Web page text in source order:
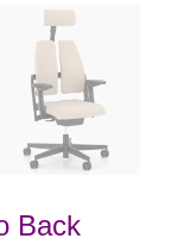
Back